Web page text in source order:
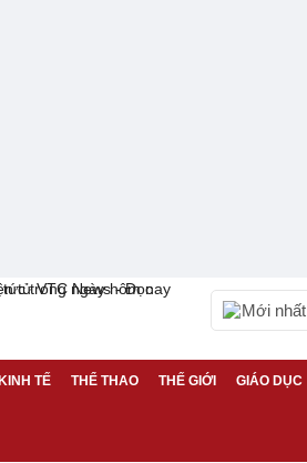
Mới nhất
KINH TẾ THỂ THAO THẾ GIỚI GIÁO DỤC